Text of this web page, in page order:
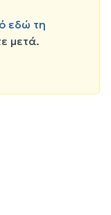
εδώ τη
μετά.